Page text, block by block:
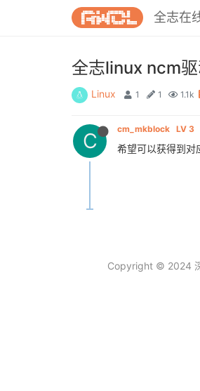
全志在
全志linux ncm
Linux 1 1 1.1k
C cm_mkblock LV 3
希望可以获得到
Copyright © 2024